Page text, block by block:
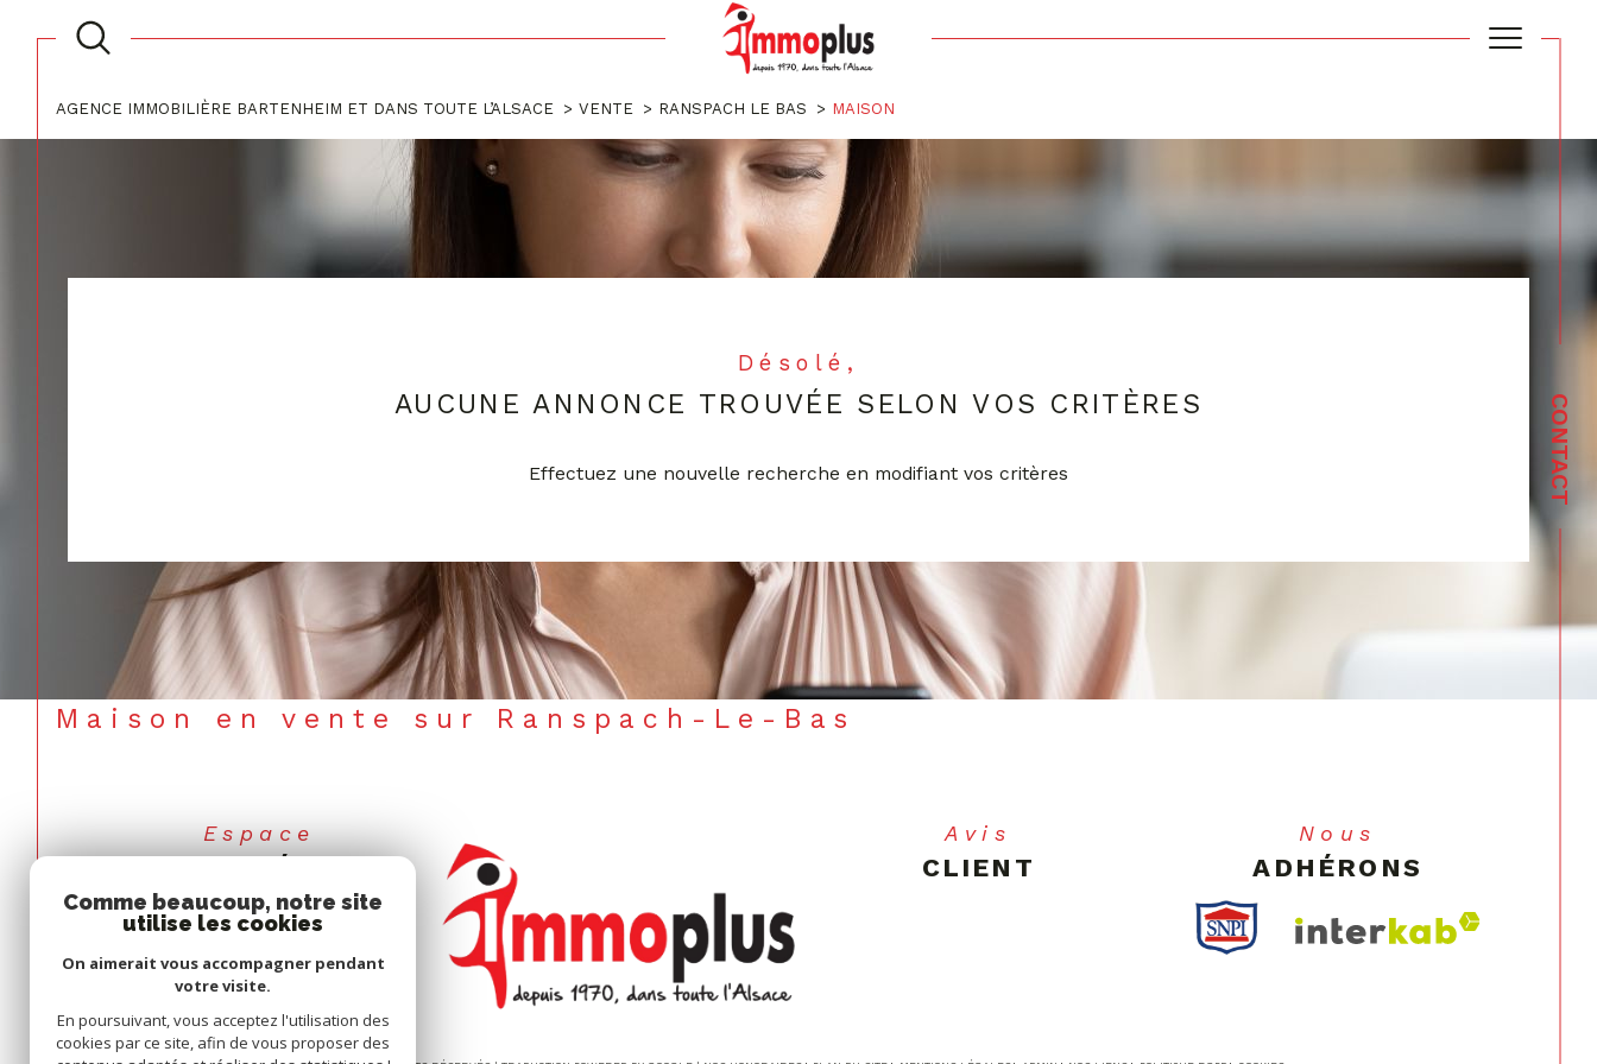
CONTACT
Acheter
de l'ancien
du neuf
Louer
à l'année
de l'immo pro
Estimer
BUDGET
Voir les0annonces
Maison 68730 - Ranspach-le-Bas Réinitialiser les filtres
AGENCE IMMOBILIÈRE BARTENHEIM ET DANS TOUTE L’ALSACE VENTE RANSPACH LE BAS MAISON
Désolé,
AUCUNE ANNONCE TROUVÉE SELON VOS CRITÈRES
Effectuez une nouvelle recherche en modifiant vos critères
Maison en vente sur Ranspach-Le-Bas
Espace
Se connecter
Avis
CLIENT
Nous
ADHÉRONS
Comme beaucoup, notre site
utilise les cookies
On aimerait vous accompagner pendant
votre visite.
En poursuivant, vous acceptez l'utilisation des
cookies par ce site, afin de vous proposer des